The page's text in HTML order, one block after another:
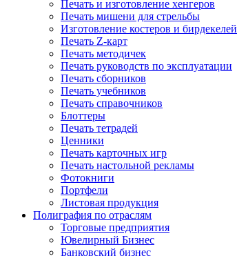
Печать и изготовление хенгеров
Печать мишени для стрельбы
Изготовление костеров и бирдекелей
Печать Z-карт
Печать методичек
Печать руководств по эксплуатации
Печать сборников
Печать учебников
Печать справочников
Блоттеры
Печать тетрадей
Ценники
Печать карточных игр
Печать настольной рекламы
Фотокниги
Портфели
Листовая продукция
Полиграфия по отраслям
Торговые предприятия
Ювелирный Бизнес
Банковский бизнес